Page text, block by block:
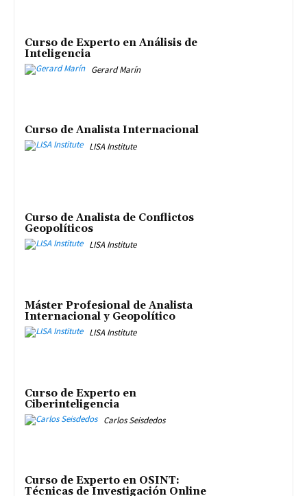
Curso de Experto en Análisis de
Inteligencia
Gerard Marín
Curso de Analista Internacional
LISA Institute
Curso de Analista de Conflictos
Geopolíticos
LISA Institute
Máster Profesional de Analista
Internacional y Geopolítico
LISA Institute
Curso de Experto en
Ciberinteligencia
Carlos Seisdedos
Curso de Experto en OSINT:
Técnicas de Investigación Online